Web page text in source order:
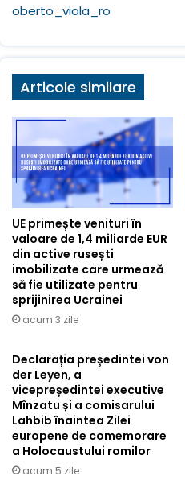
oberto_viola_ro
Articole similare
UE primește venituri în
valoare de 1,4 miliarde EUR
din active rusești
imobilizate care urmează
să fie utilizate pentru
sprijinirea Ucrainei
acum 3 zile
Declarația președintei von
der Leyen, a
vicepreședintei executive
Mînzatu și a comisarului
Lahbib înaintea Zilei
europene de comemorare
a Holocaustului romilor
acum 5 zile